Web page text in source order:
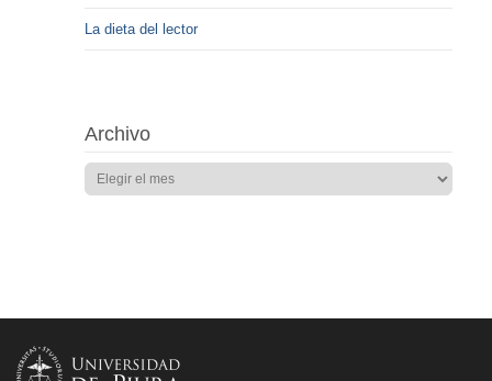
La dieta del lector
Archivo